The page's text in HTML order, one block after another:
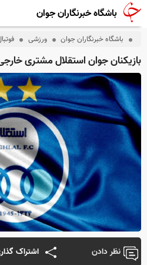
باشگاه خبرنگاران جوان
باشگاه خبرنگاران جوان ورزشی
بازیکنان جوان استقلال مشتری
نظر دادن اشتراک